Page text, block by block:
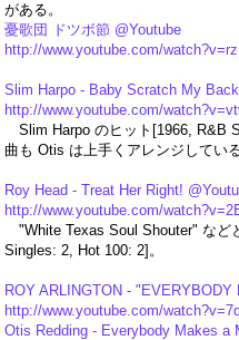
がある。
憂歌団 ドツボ節 @Youtube
http://www.youtube.com/
Slim Harpo - Baby Scratch My
http://www.youtube.com/
Slim Harpo のヒット[1966, R&B
曲も Otis は上手くアレンジしてい
Roy Head - Treat Her Right!
http://www.youtube.com/
"White Texas Soul Shouter" など
Singles: 2, Hot 100: 2]。
ROY ARLINGTON -
http://www.youtube.com/
Otis Redding - Everybody Makes a